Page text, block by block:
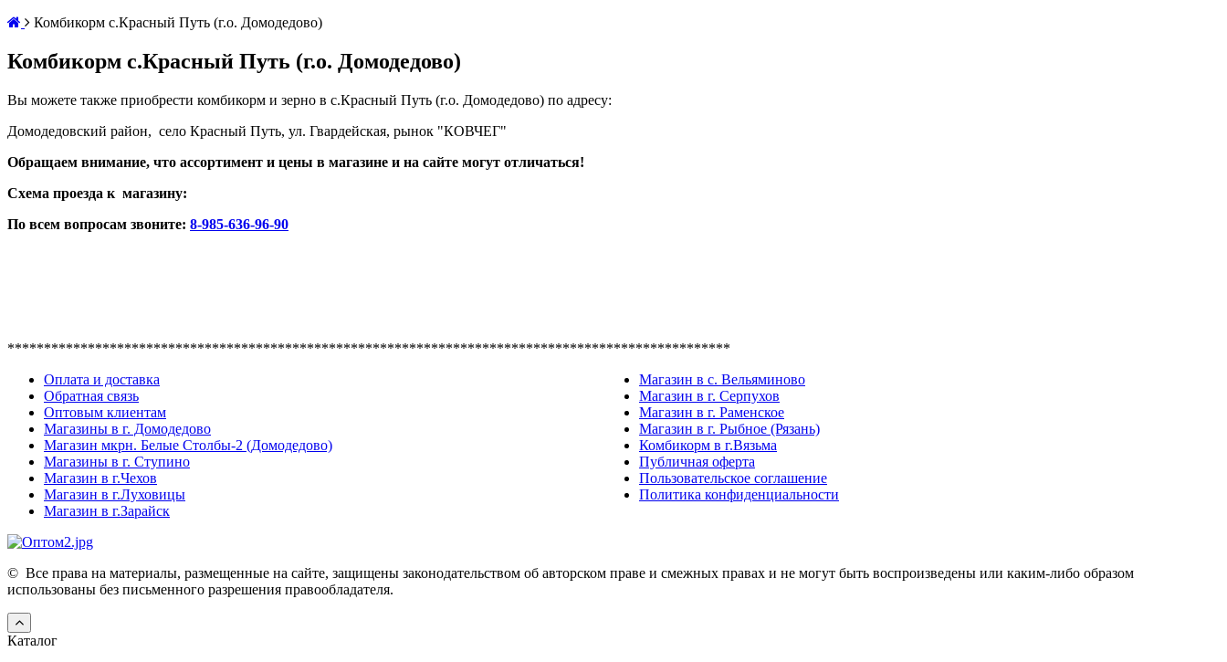
Комбикорм с.Красный Путь (г.о. Домодедово)
Комбикорм с.Красный Путь (г.о. Домодедово)
Вы можете также приобрести комбикорм и зерно в с.Красный Путь (г.о. Домодедово) по адресу:
Домодедовский район, село Красный Путь, ул. Гвардейская, рынок "КОВЧЕГ"
Обращаем внимание, что ассортимент и цены в магазине и на сайте могут отличаться!
Схема проезда к магазину:
По всем вопросам звоните: 8-985-636-96-90
***************************************************************************************************
Оплата и доставка
Обратная связь
Оптовым клиентам
Магазины в г. Домодедово
Магазин мкрн. Белые Столбы-2 (Домодедово)
Магазины в г. Ступино
Магазин в г.Чехов
Магазин в г.Луховицы
Магазин в г.Зарайск
Магазин в с. Вельяминово
Магазин в г. Серпухов
Магазин в г. Раменское
Магазин в г. Рыбное (Рязань)
Комбикорм в г.Вязьма
Публичная оферта
Пользовательское соглашение
Политика конфиденциальности
© Все права на материалы, размещенные на сайте, защищены законодательством об авторском праве и смежных правах и не могут быть воспроизведены или каким-либо образом
использованы без письменного разрешения правообладателя.
Каталог